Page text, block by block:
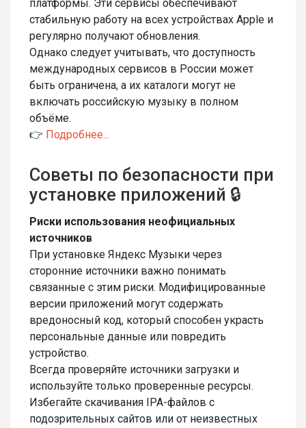
платформы. Эти сервисы обеспечивают
стабильную работу на всех устройствах Apple и
регулярно получают обновления.
Однако следует учитывать, что доступность
международных сервисов в России может
быть ограничена, а их каталоги могут не
включать российскую музыку в полном
объёме.
👉 Подробнее...
Советы по безопасности при
установке приложений 🔒
Риски использования неофициальных
источников
При установке Яндекс Музыки через
сторонние источники важно понимать
связанные с этим риски. Модифицированные
версии приложений могут содержать
вредоносный код, который способен украсть
персональные данные или повредить
устройство.
Всегда проверяйте источники загрузки и
используйте только проверенные ресурсы.
Избегайте скачивания IPA-файлов с
подозрительных сайтов или от неизвестных